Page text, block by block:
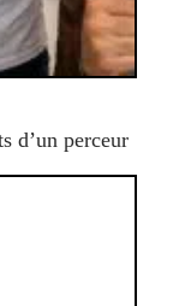
d’un perceur